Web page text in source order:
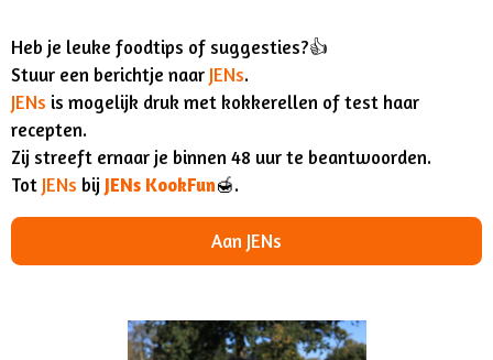
Heb je leuke foodtips of suggesties?👍
Stuur een berichtje naar JENs.
JENs is mogelijk druk met kokkerellen of test haar
recepten.
Zij streeft ernaar je binnen 48 uur te beantwoorden.
Tot JENs bij JENs KookFun🍯.
Aan JENs